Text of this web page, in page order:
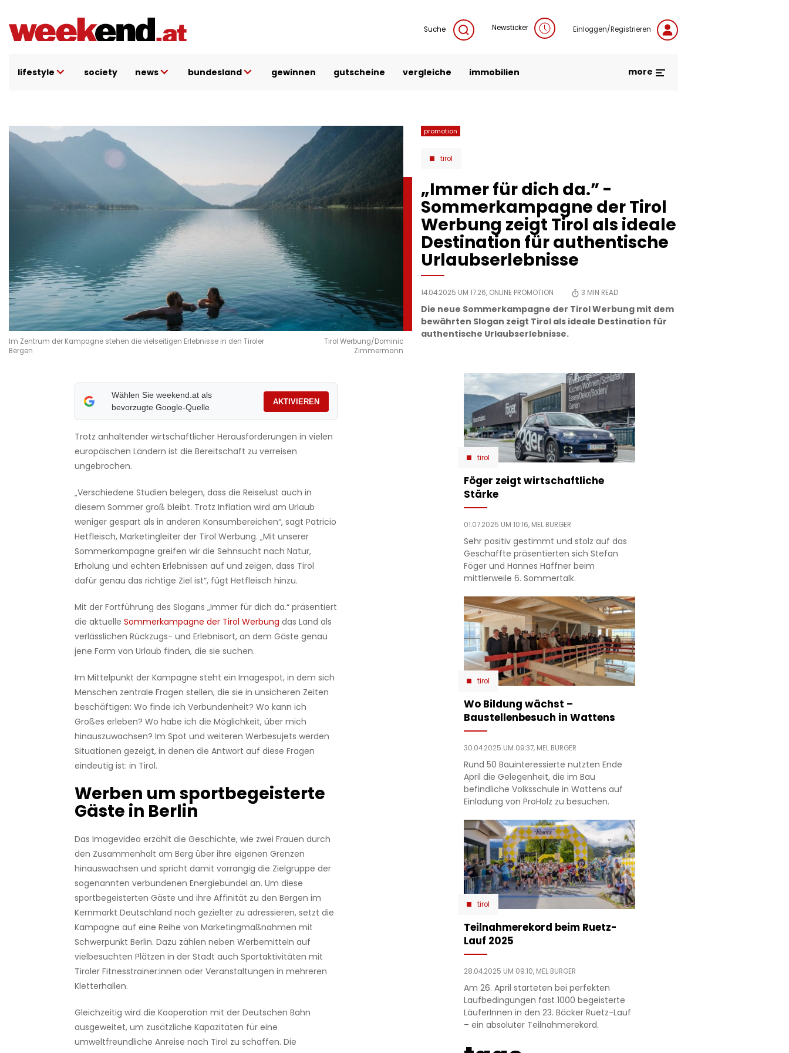
Inhalt
Suche Newsticker Einloggen/Registrieren
lifestyle society news bundesland gewinnen gutscheine vergleiche immobilien more
Im Zentrum der Kampagne stehen die vielseitigen Erlebnisse in den Tiroler
Bergen
Tirol Werbung/Dominic
Zimmermann
promotion
tirol
„Immer für dich da.” -
Sommerkampagne der Tirol
Werbung zeigt Tirol als ideale
Destination für authentische
Urlaubserlebnisse
14.04.2025 UM 17:26, ONLINE PROMOTION 3 MIN READ
Die neue Sommerkampagne der Tirol Werbung mit dem
bewährten Slogan zeigt Tirol als ideale Destination für
authentische Urlaubserlebnisse.
Wählen Sie weekend.at als
bevorzugte Google-Quelle
AKTIVIEREN
Trotz anhaltender wirtschaftlicher Herausforderungen in vielen
europäischen Ländern ist die Bereitschaft zu verreisen
ungebrochen.
„Verschiedene Studien belegen, dass die Reiselust auch in
diesem Sommer groß bleibt. Trotz Inflation wird am Urlaub
weniger gespart als in anderen Konsumbereichen“, sagt Patricio
Hetfleisch, Marketingleiter der Tirol Werbung. „Mit unserer
Sommerkampagne greifen wir die Sehnsucht nach Natur,
Erholung und echten Erlebnissen auf und zeigen, dass Tirol
dafür genau das richtige Ziel ist“, fügt Hetfleisch hinzu.
Mit der Fortführung des Slogans „Immer für dich da.“ präsentiert
die aktuelle Sommerkampagne der Tirol Werbung das Land als
verlässlichen Rückzugs- und Erlebnisort, an dem Gäste genau
jene Form von Urlaub finden, die sie suchen.
Im Mittelpunkt der Kampagne steht ein Imagespot, in dem sich
Menschen zentrale Fragen stellen, die sie in unsicheren Zeiten
beschäftigen: Wo finde ich Verbundenheit? Wo kann ich
Großes erleben? Wo habe ich die Möglichkeit, über mich
hinauszuwachsen? Im Spot und weiteren Werbesujets werden
Situationen gezeigt, in denen die Antwort auf diese Fragen
eindeutig ist: in Tirol.
Werben um sportbegeisterte
Gäste in Berlin
Das Imagevideo erzählt die Geschichte, wie zwei Frauen durch
den Zusammenhalt am Berg über ihre eigenen Grenzen
hinauswachsen und spricht damit vorrangig die Zielgruppe der
sogenannten verbundenen Energiebündel an. Um diese
sportbegeisterten Gäste und ihre Affinität zu den Bergen im
Kernmarkt Deutschland noch gezielter zu adressieren, setzt die
Kampagne auf eine Reihe von Marketingmaßnahmen mit
Schwerpunkt Berlin. Dazu zählen neben Werbemitteln auf
vielbesuchten Plätzen in der Stadt auch Sportaktivitäten mit
Tiroler Fitnesstrainer:innen oder Veranstaltungen in mehreren
Kletterhallen.
Gleichzeitig wird die Kooperation mit der Deutschen Bahn
ausgeweitet, um zusätzliche Kapazitäten für eine
umweltfreundliche Anreise nach Tirol zu schaffen. Die
tirol
Föger zeigt wirtschaftliche
Stärke
01.07.2025 UM 10:16, MEL BURGER
Sehr positiv gestimmt und stolz auf das
Geschaffte präsentierten sich Stefan
Föger und Hannes Haffner beim
mittlerweile 6. Sommertalk.
tirol
Wo Bildung wächst –
Baustellenbesuch in Wattens
30.04.2025 UM 09:37, MEL BURGER
Rund 50 Bauinteressierte nutzten Ende
April die Gelegenheit, die im Bau
befindliche Volksschule in Wattens auf
Einladung von ProHolz zu besuchen.
tirol
Teilnahmerekord beim Ruetz-
Lauf 2025
28.04.2025 UM 09:10, MEL BURGER
Am 26. April starteten bei perfekten
Laufbedingungen fast 1000 begeisterte
LäuferInnen in den 23. Bäcker Ruetz-Lauf
– ein absoluter Teilnahmerekord.